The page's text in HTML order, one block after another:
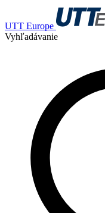
UTT Europe
Vyhľadávanie